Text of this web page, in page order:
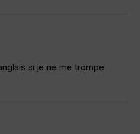
si je ne me trompe